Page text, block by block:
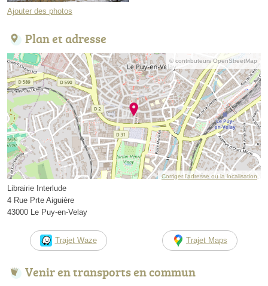
Ajouter des photos
Plan et adresse
© contributeurs OpenStreetMap
Corriger l’adresse ou la localisation
Librairie Interlude
4 Rue Prte Aiguière
43000 Le Puy-en-Velay
Trajet Waze Trajet Maps
Venir en transports en commun